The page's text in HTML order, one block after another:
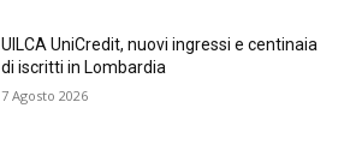
UILCA UniCredit, nuovi ingressi e centinaia
di iscritti in Lombardia
7 Agosto 2026